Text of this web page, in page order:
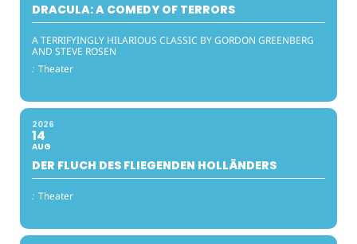
DRACULA: A COMEDY OF TERRORS
A TERRIFYINGLY HILARIOUS CLASSIC BY GORDON GREENBERG
AND STEVE ROSEN
: Theater
2026
14
AUG
DER FLUCH DES FLIEGENDEN HOLLÄNDERS
: Theater